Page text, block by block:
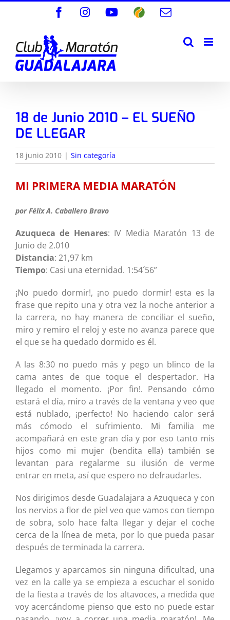
FacebookInstagramYouTube
WikilocCorreo
18 de Junio 2010 – EL SUEÑO
DE LLEGAR
18 junio 2010 | Sin categoría
MI PRIMERA MEDIA MARATÓN
por Félix A. Caballero Bravo
Azuqueca de Henares: IV Media Maratón 13 de
Junio de 2.010
Distancia: 21,97 km
Tiempo: Casi una eternidad. 1:54´56”
¡No puedo dormir!, ¡no puedo dormir! esta es la
frase que repito una y otra vez la noche anterior a
la carrera, no hay manera de conciliar el sueño,
miro y remiro el reloj y este no avanza parece que
el que se ha quedado dormido es él.
A las 8:30 no puedo más y pego un blinco de la
cama antes de que toque el despertador. Ha
llegado el momento. ¡Por fin!. Pensando cómo
estará el día, miro a través de la ventana y veo que
está nublado, ¡perfecto! No haciendo calor será
más cómodo el sufrimiento. Mi familia me
acompañará en este gran día y por eso tanto mis
hijos como mi mujer (bendita ella) también se
levantan para regalarme su ilusión de verme
entrar en meta, así que espero no defraudarles.
Nos dirigimos desde Guadalajara a Azuqueca y con
los nervios a flor de piel veo que vamos con tiempo
de sobra, solo hace falta llegar y dejar el coche
cerca de la línea de meta, por lo que pueda pasar
después de terminada la carrera.
Llegamos y aparcamos sin ninguna dificultad, una
vez en la calle ya se empieza a escuchar el sonido
de la fiesta a través de los altavoces, a medida que
voy acercándome pienso que esto no puede estar